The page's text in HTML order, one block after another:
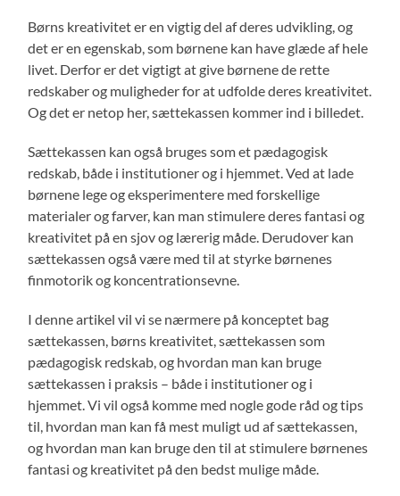
Børns kreativitet er en vigtig del af deres udvikling, og
det er en egenskab, som børnene kan have glæde af hele
livet. Derfor er det vigtigt at give børnene de rette
redskaber og muligheder for at udfolde deres kreativitet.
Og det er netop her, sættekassen kommer ind i billedet.
Sættekassen kan også bruges som et pædagogisk
redskab, både i institutioner og i hjemmet. Ved at lade
børnene lege og eksperimentere med forskellige
materialer og farver, kan man stimulere deres fantasi og
kreativitet på en sjov og lærerig måde. Derudover kan
sættekassen også være med til at styrke børnenes
finmotorik og koncentrationsevne.
I denne artikel vil vi se nærmere på konceptet bag
sættekassen, børns kreativitet, sættekassen som
pædagogisk redskab, og hvordan man kan bruge
sættekassen i praksis – både i institutioner og i
hjemmet. Vi vil også komme med nogle gode råd og tips
til, hvordan man kan få mest muligt ud af sættekassen,
og hvordan man kan bruge den til at stimulere børnenes
fantasi og kreativitet på den bedst mulige måde.